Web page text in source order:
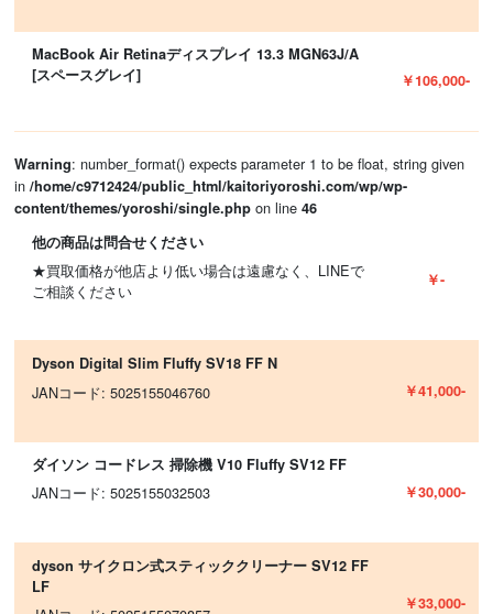
MacBook Air Retinaディスプレイ 13.3 MGN63J/A
[スペースグレイ]
￥106,000-
Warning: number_format() expects parameter 1 to be float, string given
in /home/c9712424/public_html/kaitoriyoroshi.com/wp/wp-
content/themes/yoroshi/single.phpon line 46
他の商品は問合せください
★買取価格が他店より低い場合は遠慮なく、LINEで
ご相談ください
￥-
Dyson Digital Slim Fluffy SV18 FF N
JANコード: 5025155046760 ￥41,000-
ダイソン コードレス 掃除機 V10 Fluffy SV12 FF
JANコード: 5025155032503 ￥30,000-
dyson サイクロン式スティッククリーナー SV12 FF
LF
￥33,000-